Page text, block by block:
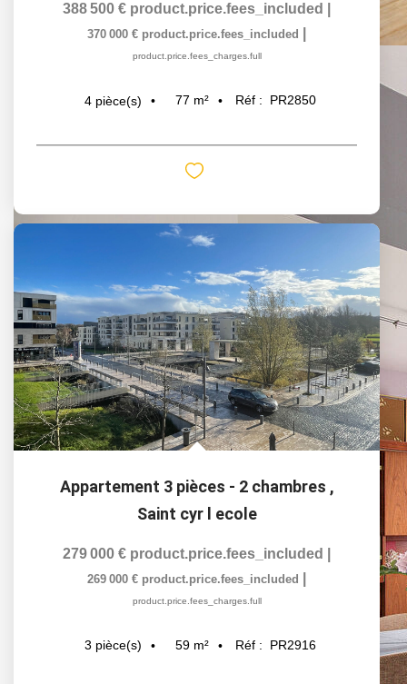
388 500 € product.price.fees_included
370 000 € product.price.fees_included
product.price.fees_charges.full
4 pièce(s) 77 m² Réf : PR2850
Appartement 3 pièces - 2 chambres ,
Saint cyr l ecole
279 000 € product.price.fees_included
269 000 € product.price.fees_included
product.price.fees_charges.full
3 pièce(s) 59 m² Réf : PR2916